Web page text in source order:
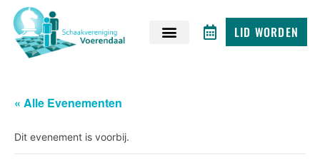
LID WORDEN
« Alle Evenementen
Dit evenement is voorbij.